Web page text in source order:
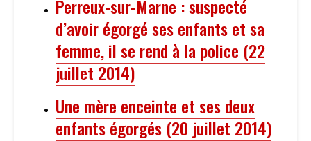
Perreux-sur-Marne : suspecté
d’avoir égorgé ses enfants et sa
femme, il se rend à la police (22
juillet 2014)
Une mère enceinte et ses deux
enfants égorgés (20 juillet 2014)